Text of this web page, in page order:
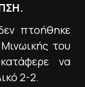
πτοήθηκε
του
να
2-2.